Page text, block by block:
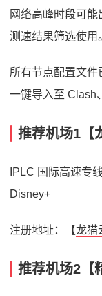
网络高峰时段可
测速结果筛选使用
所有节点配置文
一键导入至 Clash
推荐机场1【
IPLC 国际高速专
Disney+
注册地址：【龙猫
推荐机场2【